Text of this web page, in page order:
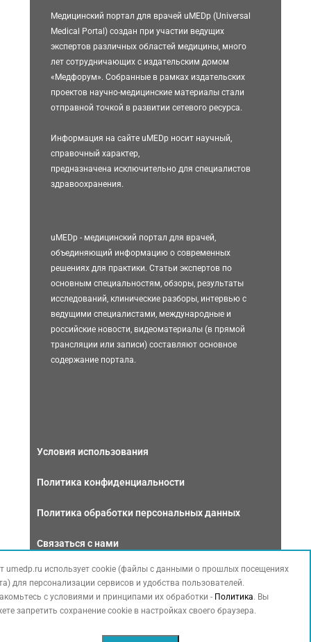
Медицинский портал для врачей uMEDp (Universal
Medical Portal) создан при участии ведущих
экспертов различных областей медицины, много
лет сотрудничающих с издательским домом
«Медфорум». Собранные в рамках издательских
проектов научно-медицинские материалы стали
отправной точкой в развитии сетевого ресурса.
Информация на сайте uMEDp носит научный,
справочный характер,
предназначена исключительно для специалистов
здравоохранения.
uMEDp - медицинский портал для врачей,
объединяющий информацию о современных
решениях для практики. Статьи экспертов по
основным специальностям, обзоры, результаты
исследований, клинические разборы, интервью с
ведущими специалистами, международные и
российские новости, видеоматериалы (в прямой
трансляции или записи) составляют основное
содержание портала.
Условия использования
Политика конфиденциальности
Политика обработки персональных данных
Связаться с нами
также содержит материалы, принадлежащие третьей стороне,
umedp.ru использует cookie (файлы с данными о прошлых посещениях
для персонализации сервисов и удобства пользователей.
с условиями и принципами их обработки - Политика. Вы
запретить сохранение cookie в настройках своего браузера.